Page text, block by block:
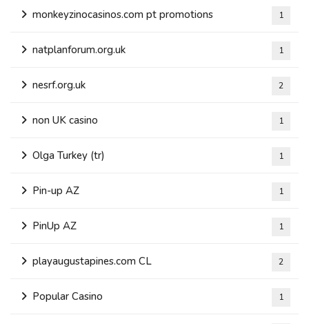
monkeyzinocasinos.com pt promotions 1
natplanforum.org.uk 1
nesrf.org.uk 2
non UK casino 1
Olga Turkey (tr) 1
Pin-up AZ 1
PinUp AZ 1
playaugustapines.com CL 2
Popular Casino 1